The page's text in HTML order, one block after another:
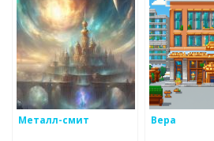
Металл-смит Вера